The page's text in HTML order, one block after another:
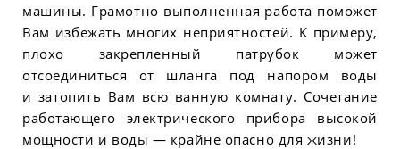
машины. Грамотно выполненная работа поможет
Вам избежать многих неприятностей. К примеру,
плохо закрепленный патрубок может
отсоединиться от шланга под напором воды
и затопить Вам всю ванную комнату. Сочетание
работающего электрического прибора высокой
мощности и воды — крайне опасно для жизни!